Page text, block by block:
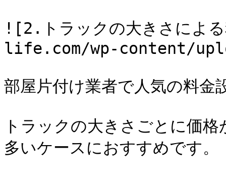
![2.トラックの大きさに
life.com/wp-content/
部屋片付け業者で人気の料金
トラックの大きさごとに価
多いケースにおすすめです。